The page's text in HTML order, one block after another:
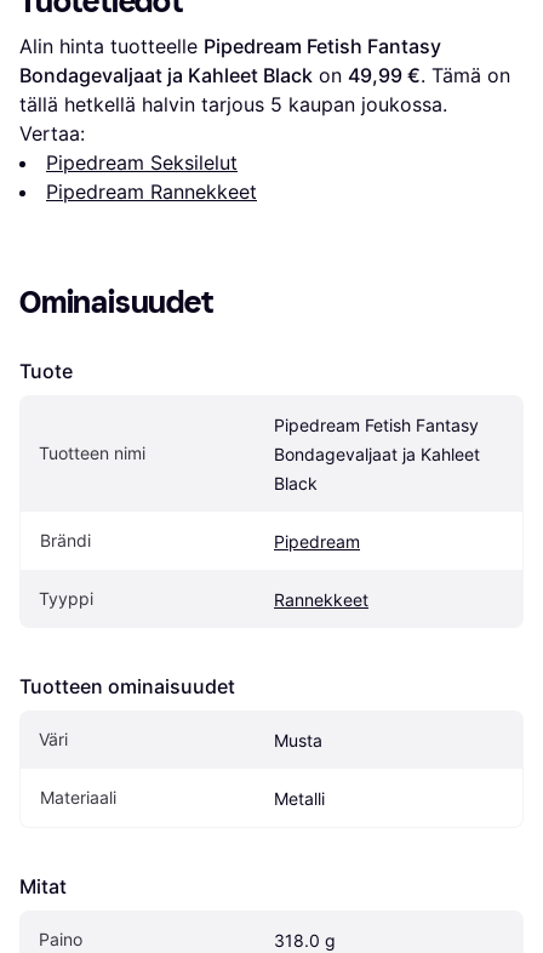
Alin hinta tuotteelle Pipedream Fetish Fantasy
Bondagevaljaat ja Kahleet Black on 49,99 €. Tämä on
tällä hetkellä halvin tarjous 5 kaupan joukossa.
Vertaa:
Pipedream Seksilelut
Pipedream Rannekkeet
Ominaisuudet
Tuote
Tuotteen nimi
Pipedream Fetish Fantasy
Bondagevaljaat ja Kahleet
Black
Brändi Pipedream
Tyyppi Rannekkeet
Tuotteen ominaisuudet
Väri Musta
Materiaali Metalli
Mitat
Paino 318.0 g